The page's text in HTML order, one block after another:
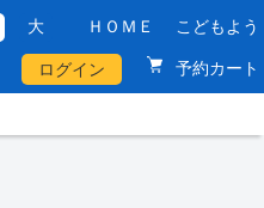
大 ＨＯＭＥ こどもよう
ログイン 予約カート